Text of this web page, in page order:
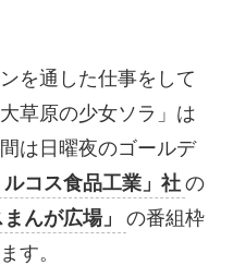
を通した仕事をして
草原の少女ソラ」は
は日曜夜のゴールデ
ルコス食品工業」社 の
んが広場」
の番組枠
す。